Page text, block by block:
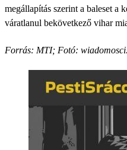
megállapítás szerint a baleset a
váratlanul bekövetkező vihar
Forrás: MTI; Fotó: